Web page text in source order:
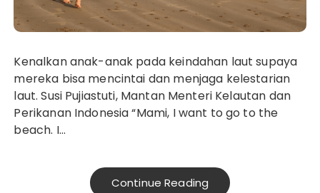
Kenalkan anak-anak pada keindahan laut supaya
mereka bisa mencintai dan menjaga kelestarian
laut. Susi Pujiastuti, Mantan Menteri Kelautan dan
Perikanan Indonesia “Mami, I want to go to the
beach. I…
Continue Reading